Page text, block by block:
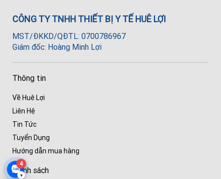
4
▾
CÔNG TY TNHH THIẾT BỊ Y TẾ HUÊ LỢI
MST/ĐKKD/QĐTL: 0700786967
Giám đốc: Hoàng Minh Lợi
Thông tin
Về Huê Lợi
Liên Hệ
Tin Tức
Tuyển Dụng
Hướng dẫn mua hàng
Chính sách